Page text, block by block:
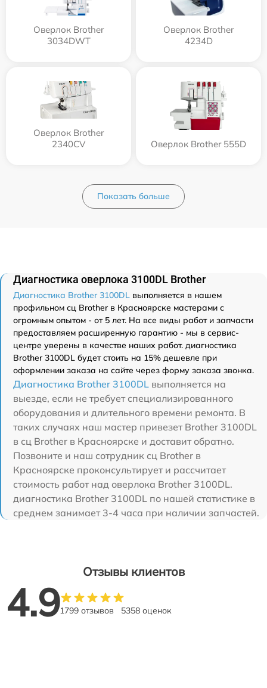
Оверлок Brother
3034DWT
Оверлок Brother
4234D
Оверлок Brother
2340CV
Оверлок Brother 555D
Показать больше
Диагностика оверлока 3100DL Brother
Диагностика Brother 3100DL выполняется в нашем
профильном сц Brother в Красноярске мастерами с
огромным опытом - от 5 лет. На все виды работ и запчасти
предоставляем расширенную гарантию - мы в сервис-
центре уверены в качестве наших работ. диагностика
Brother 3100DL будет стоить на 15% дешевле при
оформлении заказа на сайте через форму заказа звонка.
Диагностика Brother 3100DL выполняется на
выезде, если не требует специализированного
оборудования и длительного времени ремонта. В
таких случаях наш мастер привезет Brother 3100DL
в сц Brother в Красноярске и доставит обратно.
Позвоните и наш сотрудник сц Brother в
Красноярске проконсультирует и рассчитает
стоимость работ над оверлока Brother 3100DL.
диагностика Brother 3100DL по нашей статистике в
среднем занимает 3-4 часа при наличии запчастей.
Отзывы клиентов
4.91799 отзывов 5358 оценок